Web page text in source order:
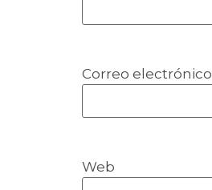
Correo electrónico
Web